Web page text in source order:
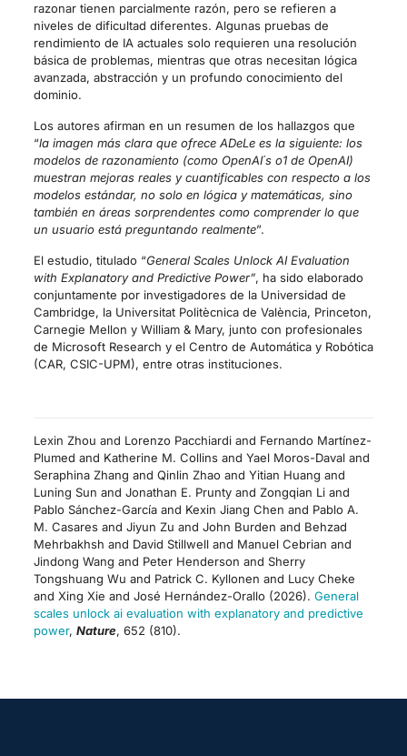
razonar tienen parcialmente razón, pero se refieren a
niveles de dificultad diferentes. Algunas pruebas de
rendimiento de IA actuales solo requieren una resolución
básica de problemas, mientras que otras necesitan lógica
avanzada, abstracción y un profundo conocimiento del
dominio.
Los autores afirman en un resumen de los hallazgos que
“la imagen más clara que ofrece ADeLe es la siguiente: los
modelos de razonamiento (como OpenAI´s o1 de OpenAI)
muestran mejoras reales y cuantificables con respecto a los
modelos estándar, no solo en lógica y matemáticas, sino
también en áreas sorprendentes como comprender lo que
un usuario está preguntando realmente”.
El estudio, titulado “General Scales Unlock AI Evaluation
with Explanatory and Predictive Power”, ha sido elaborado
conjuntamente por investigadores de la Universidad de
Cambridge, la Universitat Politècnica de València, Princeton,
Carnegie Mellon y William & Mary, junto con profesionales
de Microsoft Research y el Centro de Automática y Robótica
(CAR, CSIC-UPM), entre otras instituciones.
Lexin Zhou and Lorenzo Pacchiardi and Fernando Martínez-
Plumed and Katherine M. Collins and Yael Moros-Daval and
Seraphina Zhang and Qinlin Zhao and Yitian Huang and
Luning Sun and Jonathan E. Prunty and Zongqian Li and
Pablo Sánchez-García and Kexin Jiang Chen and Pablo A.
M. Casares and Jiyun Zu and John Burden and Behzad
Mehrbakhsh and David Stillwell and Manuel Cebrian and
Jindong Wang and Peter Henderson and Sherry
Tongshuang Wu and Patrick C. Kyllonen and Lucy Cheke
and Xing Xie and José Hernández-Orallo (2026). General
scales unlock ai evaluation with explanatory and predictive
power, Nature, 652 (810).